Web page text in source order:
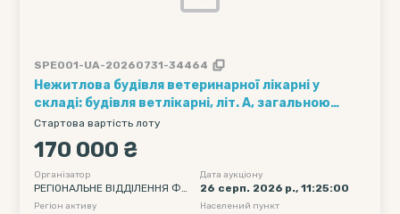
SPE001-UA-20260731-34464
Нежитлова будівля ветеринарної лікарні у
складі: будівля ветлікарні, літ. А, загальною
площею 68,4 кв. м з навісом літ. а; сарай, літ. Б з
навісом літ. б; сарай, літ. В з навісом літ. в,
погрібом літ. в1; гараж, літ. Г; вбиральня, літ. Д;
надвірні споруди, 1-3
Стартова вартість лоту
170 000 ₴
Організатор
РЕГІОНАЛЬНЕ ВІДДІЛЕННЯ ФО
НДУ ДЕРЖАВНОГО МАЙНА УК
Дата аукціону
26 серп. 2026 р., 11:25:00
Регіон активу Населений пункт